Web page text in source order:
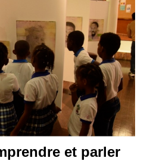
et parler